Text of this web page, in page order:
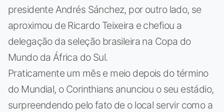
presidente Andrés Sánchez, por outro lado, se
aproximou de Ricardo Teixeira e chefiou a
delegação da seleção brasileira na Copa do
Mundo da África do Sul.
Praticamente um mês e meio depois do término
do Mundial, o Corinthians anunciou o seu estádio,
surpreendendo pelo fato de o local servir como a